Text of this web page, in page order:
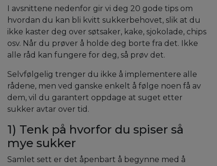
I avsnittene nedenfor gir vi deg 20 gode tips om
hvordan du kan bli kvitt sukkerbehovet, slik at du
ikke kaster deg over søtsaker, kake, sjokolade, chips
osv. Når du prøver å holde deg borte fra det. Ikke
alle råd kan fungere for deg, så prøv det.
Selvfølgelig trenger du ikke å implementere alle
rådene, men ved ganske enkelt å følge noen få av
dem, vil du garantert oppdage at suget etter
sukker avtar over tid.
1) Tenk på hvorfor du spiser så
mye sukker
Samlet sett er det åpenbart å begynne med å